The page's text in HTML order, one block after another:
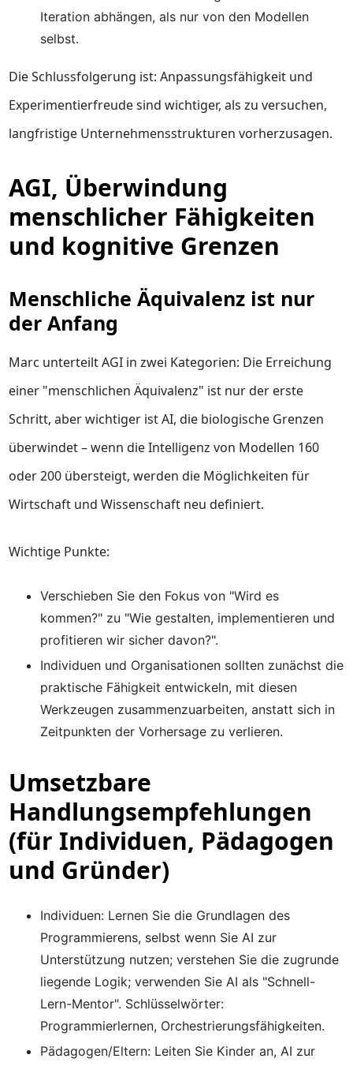
Iteration abhängen, als nur von den Modellen
selbst.
Die Schlussfolgerung ist: Anpassungsfähigkeit und
Experimentierfreude sind wichtiger, als zu versuchen,
langfristige Unternehmensstrukturen vorherzusagen.
AGI, Überwindung
menschlicher Fähigkeiten
und kognitive Grenzen
Menschliche Äquivalenz ist nur
der Anfang
Marc unterteilt AGI in zwei Kategorien: Die Erreichung
einer "menschlichen Äquivalenz" ist nur der erste
Schritt, aber wichtiger ist AI, die biologische Grenzen
überwindet – wenn die Intelligenz von Modellen 160
oder 200 übersteigt, werden die Möglichkeiten für
Wirtschaft und Wissenschaft neu definiert.
Wichtige Punkte:
Verschieben Sie den Fokus von "Wird es
kommen?" zu "Wie gestalten, implementieren und
profitieren wir sicher davon?".
Individuen und Organisationen sollten zunächst die
praktische Fähigkeit entwickeln, mit diesen
Werkzeugen zusammenzuarbeiten, anstatt sich in
Zeitpunkten der Vorhersage zu verlieren.
Umsetzbare
Handlungsempfehlungen
(für Individuen, Pädagogen
und Gründer)
Individuen: Lernen Sie die Grundlagen des
Programmierens, selbst wenn Sie AI zur
Unterstützung nutzen; verstehen Sie die zugrunde
liegende Logik; verwenden Sie AI als "Schnell-
Lern-Mentor". Schlüsselwörter:
Programmierlernen, Orchestrierungsfähigkeiten.
Pädagogen/Eltern: Leiten Sie Kinder an, AI zur